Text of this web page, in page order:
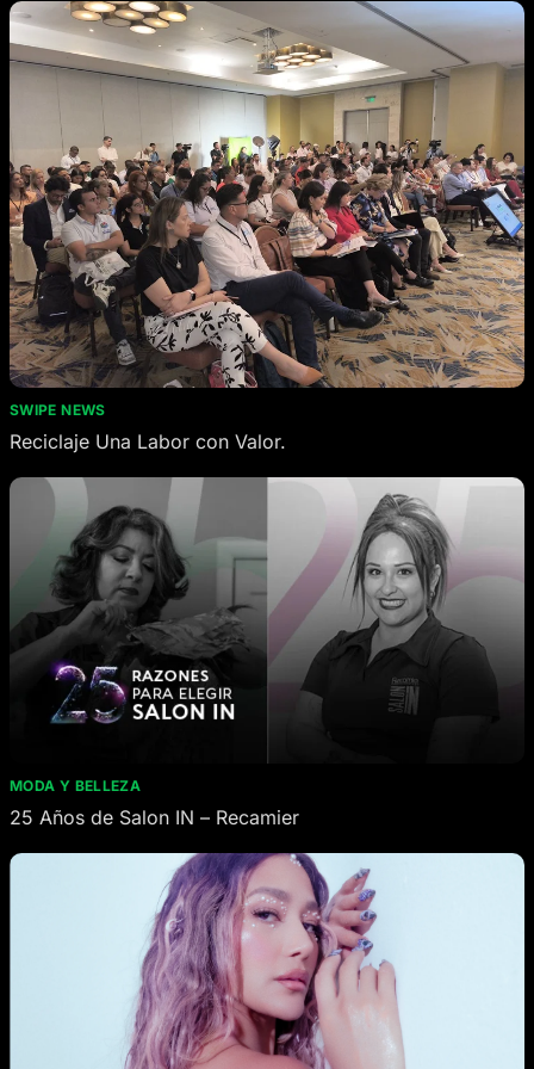
SWIPE NEWS
Reciclaje Una Labor con Valor.
MODA Y BELLEZA
25 Años de Salon IN – Recamier